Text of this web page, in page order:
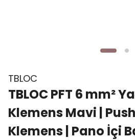
TBLOC
TBLOC PFT 6 mm²
Klemens Mavi |
Klemens | Pano İçi